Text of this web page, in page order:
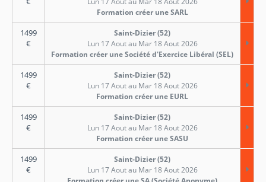
Formation créer une SARL
1499
€
Saint-Dizier (52)
Lun 17 Aout au Mar 18 Aout 2026
Formation créer une Société d'Exercice Libéral (SEL)
1499
€
Saint-Dizier (52)
Lun 17 Aout au Mar 18 Aout 2026
Formation créer une EURL
1499
€
Saint-Dizier (52)
Lun 17 Aout au Mar 18 Aout 2026
Formation créer une SASU
1499
€
Saint-Dizier (52)
Lun 17 Aout au Mar 18 Aout 2026